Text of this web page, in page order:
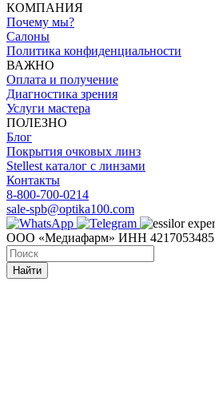
КОМПАНИЯ
Почему мы?
Салоны
Политика конфиденциальности
ВАЖНО
Оплата и получение
Диагностика зрения
Услуги мастера
ПОЛЕЗНО
Блог
Покрытия очковых линз
Stellest каталог с линзами
Контакты
8-800-700-0214
sale-spb@optika100.com
ООО «Медиафарм» ИНН 4217053485
Найти